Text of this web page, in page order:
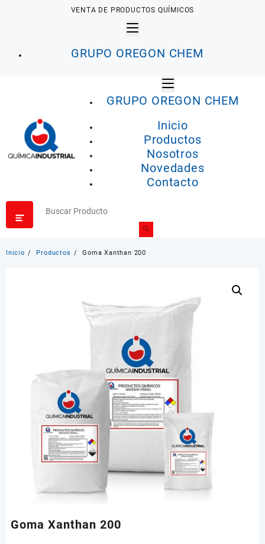
VENTA DE PRODUCTOS QUÍMICOS
GRUPO OREGON CHEM
GRUPO OREGON CHEM
Inicio
Productos
Nosotros
Novedades
Contacto
Inicio Productos Goma Xanthan 200
Goma Xanthan 200